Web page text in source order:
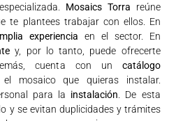
Mosaics Torra reúne
te plantees trabajar con ellos. En
experiencia en el sector. En
y, por lo tanto, puede ofrecerte
cuenta con un catálogo
mosaico que quieras instalar.
para la instalación . De esta
y se evitan duplicidades y trámites